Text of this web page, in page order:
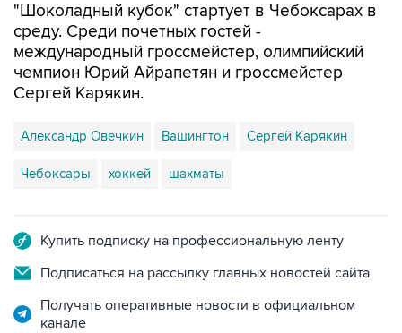
"Шоколадный кубок" стартует в Чебоксарах в
среду. Среди почетных гостей -
международный гроссмейстер, олимпийский
чемпион Юрий Айрапетян и гроссмейстер
Сергей Карякин.
Александр Овечкин Вашингтон Сергей Карякин
Чебоксары хоккей шахматы
Купить подписку на профессиональную ленту
Подписаться на рассылку главных новостей сайта
Получать оперативные новости в официальном
канале